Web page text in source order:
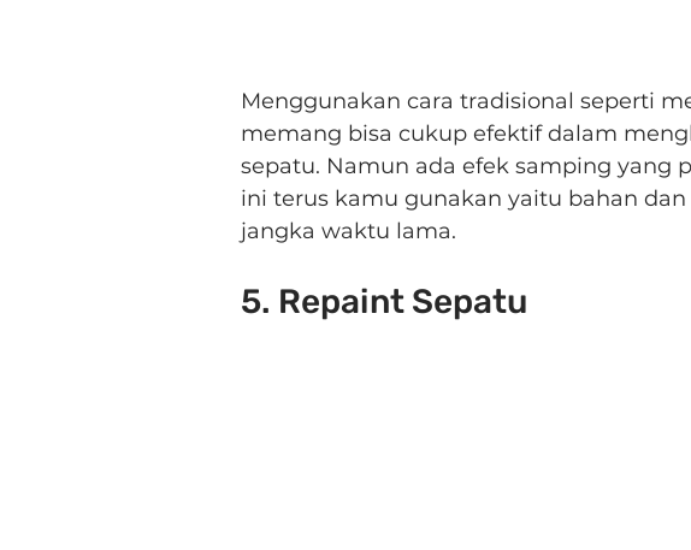
Menggunakan cara tradisional seperti
memang bisa cukup efektif dalam
sepatu. Namun ada efek samping yang
ini terus kamu gunakan yaitu bahan
jangka waktu lama.
5. Repaint Sepatu